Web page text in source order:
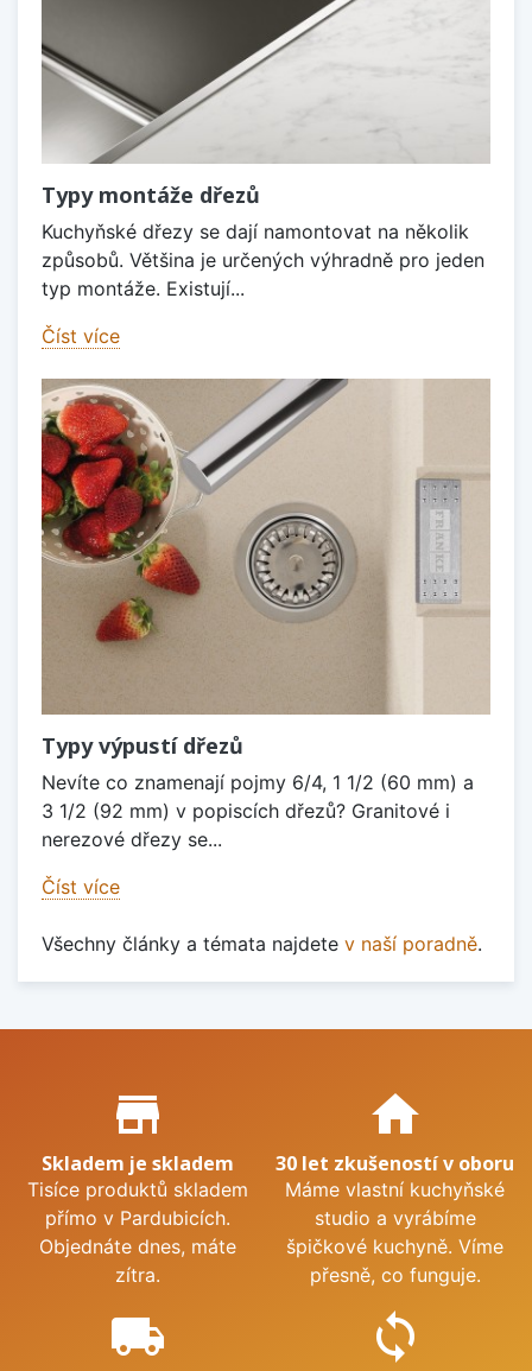
Typy montáže dřezů
Kuchyňské dřezy se dají namontovat na několik
způsobů. Většina je určených výhradně pro jeden
typ montáže. Existují...
Číst více
Typy výpustí dřezů
Nevíte co znamenají pojmy 6/4, 1 1/2 (60 mm) a
3 1/2 (92 mm) v popiscích dřezů? Granitové i
nerezové dřezy se...
Číst více
Všechny články a témata najdete v naší poradně.
Proč nakupovat u nás?
store_mall_directory
Skladem je skladem
Tisíce produktů skladem
přímo v Pardubicích.
Objednáte dnes, máte
zítra.
home
30 let zkušeností v oboru
Máme vlastní kuchyňské
studio a vyrábíme
špičkové kuchyně. Víme
přesně, co funguje.
local_shipping sync